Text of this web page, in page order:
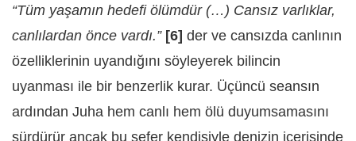
“Tüm yaşamın hedefi ölümdür (…) Cansız varlıklar,
canlılardan önce vardı.” [6] der ve cansızda canlının
özelliklerinin uyandığını söyleyerek bilincin
uyanması ile bir benzerlik kurar. Üçüncü seansın
ardından Juha hem canlı hem ölü duyumsamasını
sürdürür ancak bu sefer kendisiyle denizin içerisinde